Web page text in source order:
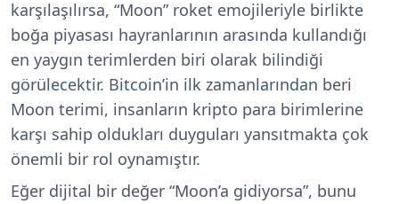
karşılaşılırsa, “Moon” roket emojileriyle birlikte
boğa piyasası hayranlarının arasında kullandığı
en yaygın terimlerden biri olarak bilindiği
görülecektir. Bitcoin’in ilk zamanlarından beri
Moon terimi, insanların kripto para birimlerine
karşı sahip oldukları duyguları yansıtmakta çok
önemli bir rol oynamıştır.
Eğer dijital bir değer “Moon’a gidiyorsa”, bunu